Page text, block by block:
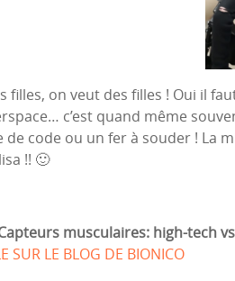
filles, on veut des filles ! Oui il
c’est quand même
de code ou un fer à souder ! La
!! 🙂
musculaires: high-tech
SUR LE BLOG DE BIONICO